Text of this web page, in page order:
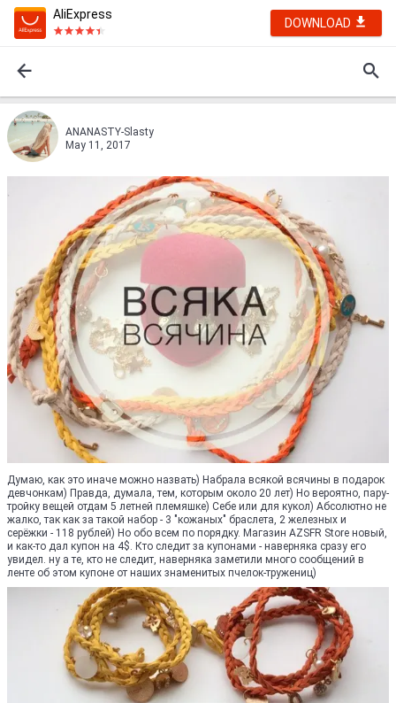
AliExpress
DOWNLOAD
ANANASTY-Slasty
May 11, 2017
Думаю, как это иначе можно назвать) Набрала всякой всячины в подарок
девчонкам) Правда, думала, тем, которым около 20 лет) Но вероятно, пару-
тройку вещей отдам 5 летней племяшке) Себе или для кукол) Абсолютно не
жалко, так как за такой набор - 3 "кожаных" браслета, 2 железных и
серёжки - 118 рублей) Но обо всем по порядку. Магазин AZSFR Store новый,
и как-то дал купон на 4$. Кто следит за купонами - наверняка сразу его
увидел. ну а те, кто не следит, наверняка заметили много сообщений в
ленте об этом купоне от наших знаменитых пчелок-тружениц)